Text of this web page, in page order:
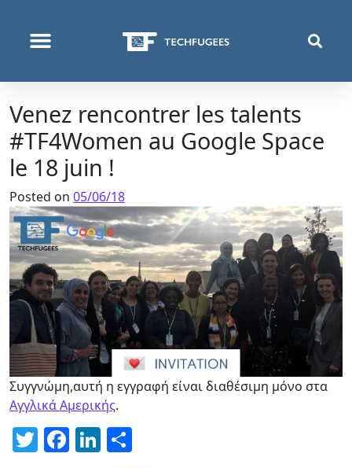
Venez rencontrer les talents
#TF4Women au Google Space
le 18 juin !
Posted on 05/06/18
Συγγνώμη,αυτή η εγγραφή είναι διαθέσιμη μόνο στα
Αγγλικά Αμερικής.
Twitter
Facebook
LinkedIn